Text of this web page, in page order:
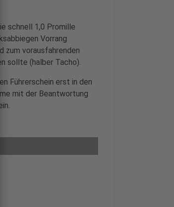
schnell 1,0 Promille
Vorrang
zum vorausfahrenden
sollte (halber Tacho).
Führerschein erst in den
mit der Beantwortung